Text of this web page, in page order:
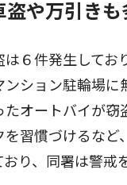
盗や万引きも
６件発生してお
ンション駐輪場に
たオートバイが
を習慣づけるな
おり、同署は警戒